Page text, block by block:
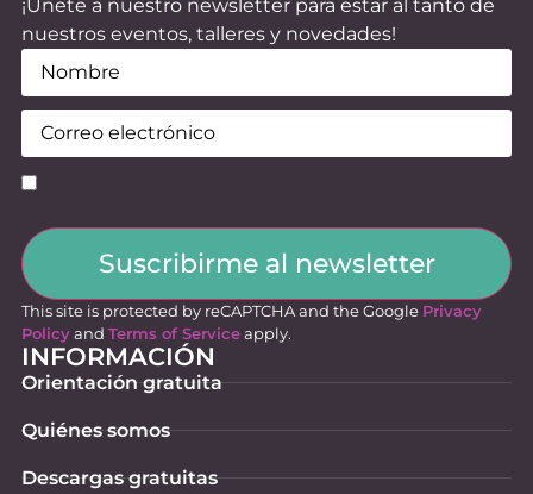
¡Únete a nuestro newsletter para estar al tanto de
nuestros eventos, talleres y novedades!
Nombre
Email
Consentimiento
Suscribirme al newsletter
This site is protected by reCAPTCHA and the Google Privacy
Policyand Terms of Serviceapply.
INFORMACIÓN
Orientación gratuita
Quiénes somos
Descargas gratuitas